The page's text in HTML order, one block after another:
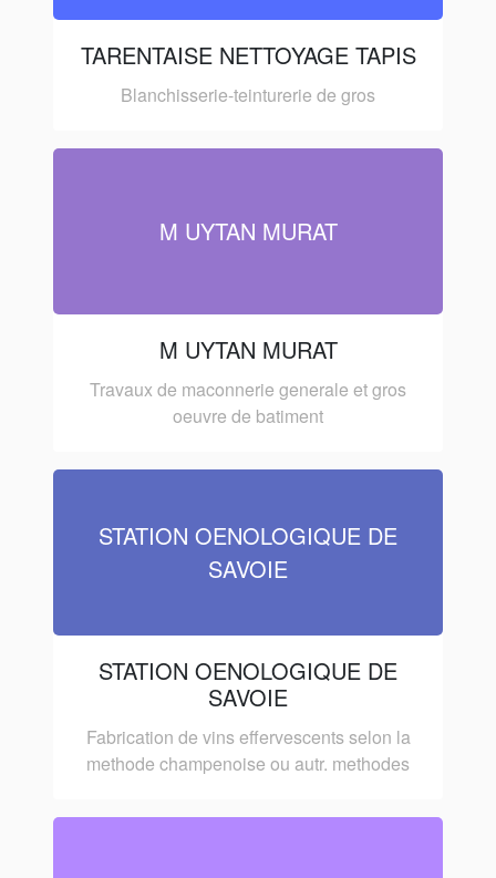
TARENTAISE NETTOYAGE TAPIS
Blanchisserie-teinturerie de gros
M UYTAN MURAT
M UYTAN MURAT
Travaux de maconnerie generale et gros
oeuvre de batiment
STATION OENOLOGIQUE DE
SAVOIE
STATION OENOLOGIQUE DE
SAVOIE
Fabrication de vins effervescents selon la
methode champenoise ou autr. methodes